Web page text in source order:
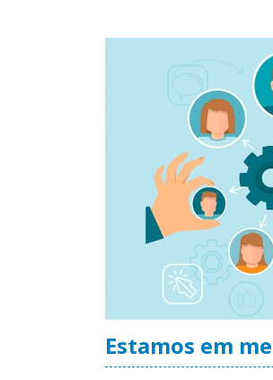
Estamos em